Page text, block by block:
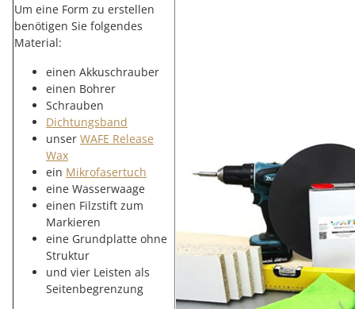
Um eine Form zu erstellen
benötigen Sie folgendes
Material:
einen Akkuschrauber
einen Bohrer
Schrauben
Dichtungsband
unser WAFE Release
Wax
ein Mikrofasertuch
eine Wasserwaage
einen Filzstift zum
Markieren
eine Grundplatte ohne
Struktur
und vier Leisten als
Seitenbegrenzung